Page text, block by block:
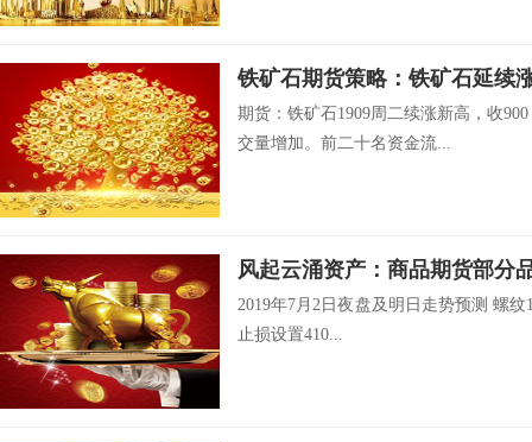
期货：铁矿石1909周二续涨新高，收
交量增加。前二十名资金流...
2019年7月2日夜盘及明日走势预测 螺纹
止损设置410...